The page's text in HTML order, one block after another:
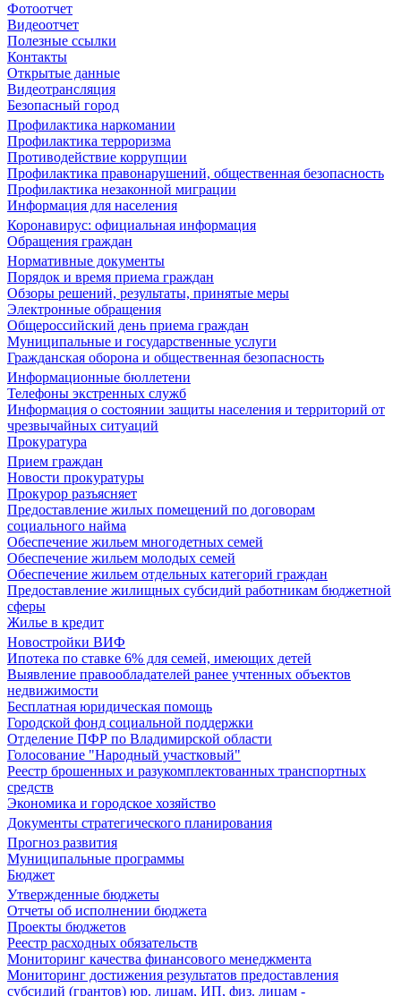
Фотоотчет
Видеоотчет
Полезные ссылки
Контакты
Открытые данные
Видеотрансляция
Безопасный город
Профилактика наркомании
Профилактика терроризма
Противодействие коррупции
Профилактика правонарушений, общественная безопасность
Профилактика незаконной миграции
Информация для населения
Коронавирус: официальная информация
Обращения граждан
Нормативные документы
Порядок и время приема граждан
Обзоры решений, результаты, принятые меры
Электронные обращения
Общероссийский день приема граждан
Муниципальные и государственные услуги
Гражданская оборона и общественная безопасность
Информационные бюллетени
Телефоны экстренных служб
Информация о состоянии защиты населения и территорий от
чрезвычайных ситуаций
Прокуратура
Прием граждан
Новости прокуратуры
Прокурор разъясняет
Предоставление жилых помещений по договорам
социального найма
Обеспечение жильем многодетных семей
Обеспечение жильем молодых семей
Обеспечение жильем отдельных категорий граждан
Предоставление жилищных субсидий работникам бюджетной
сферы
Жилье в кредит
Новостройки ВИФ
Ипотека по ставке 6% для семей, имеющих детей
Выявление правообладателей ранее учтенных объектов
недвижимости
Бесплатная юридическая помощь
Городской фонд социальной поддержки
Отделение ПФР по Владимирской области
Голосование "Народный участковый"
Реестр брошенных и разукомплектованных транспортных
средств
Экономика и городское хозяйство
Документы стратегического планирования
Прогноз развития
Муниципальные программы
Бюджет
Утвержденные бюджеты
Отчеты об исполнении бюджета
Проекты бюджетов
Реестр расходных обязательств
Мониторинг качества финансового менеджмента
Мониторинг достижения результатов предоставления
субсидий (грантов) юр. лицам, ИП, физ. лицам -